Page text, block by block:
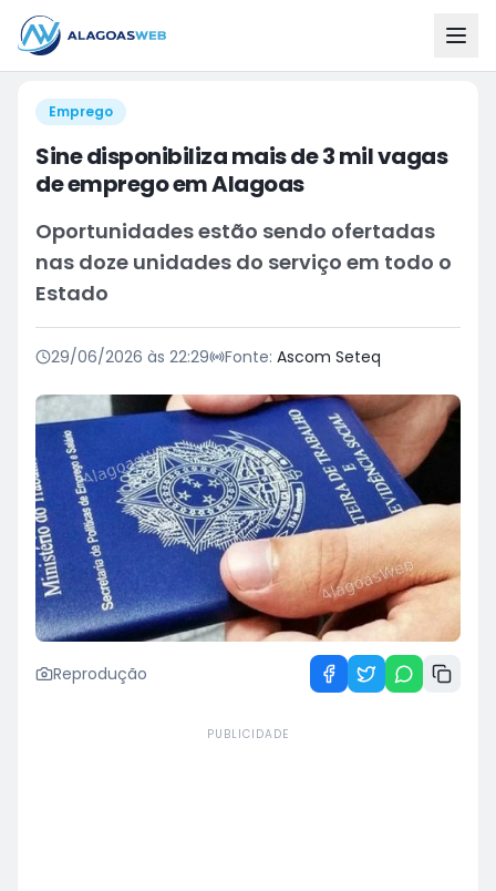
Emprego
Sine disponibiliza mais de 3 mil vagas
de emprego em Alagoas
Oportunidades estão sendo ofertadas
nas doze unidades do serviço em todo o
Estado
29/06/2026 às 22:29 Fonte: Ascom Seteq
Reprodução
PUBLICIDADE